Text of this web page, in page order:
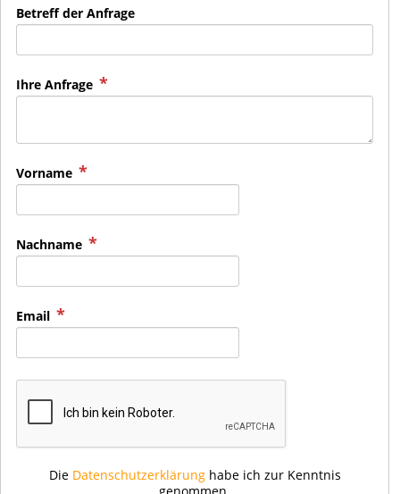
Betreff der Anfrage
Ihre Anfrage
Vorname
Nachname
Email
Die Datenschutzerklärunghabe ich zur Kenntnis